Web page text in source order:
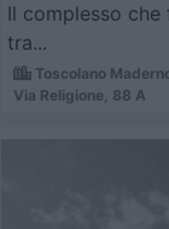
Il complesso
tra...
Toscolano
Via Religione, 88 A